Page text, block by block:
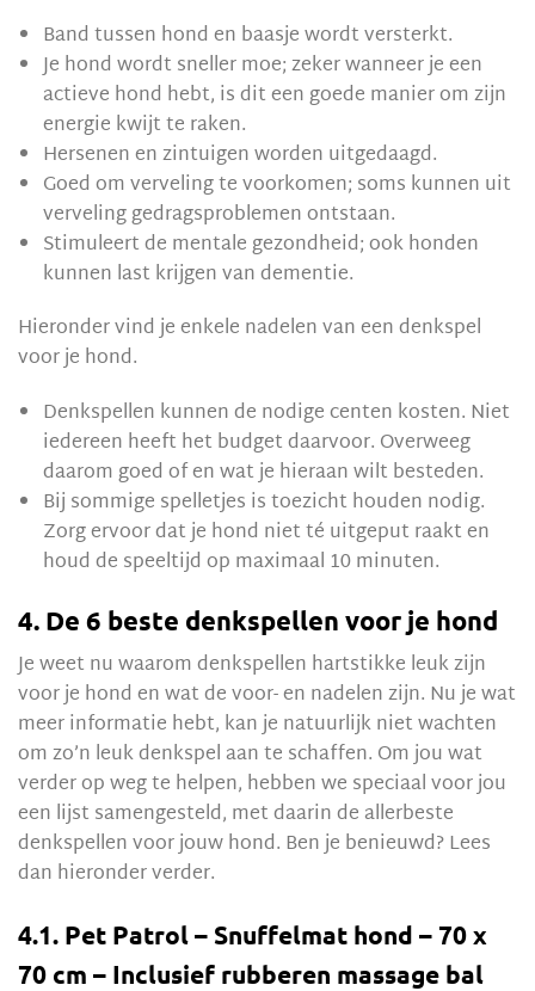
Band tussen hond en baasje wordt versterkt.
Je hond wordt sneller moe; zeker wanneer je een
actieve hond hebt, is dit een goede manier om zijn
energie kwijt te raken.
Hersenen en zintuigen worden uitgedaagd.
Goed om verveling te voorkomen; soms kunnen uit
verveling gedragsproblemen ontstaan.
Stimuleert de mentale gezondheid; ook honden
kunnen last krijgen van dementie.
Hieronder vind je enkele nadelen van een denkspel
voor je hond.
Denkspellen kunnen de nodige centen kosten. Niet
iedereen heeft het budget daarvoor. Overweeg
daarom goed of en wat je hieraan wilt besteden.
Bij sommige spelletjes is toezicht houden nodig.
Zorg ervoor dat je hond niet té uitgeput raakt en
houd de speeltijd op maximaal 10 minuten.
4. De 6 beste denkspellen voor je hond
Je weet nu waarom denkspellen hartstikke leuk zijn
voor je hond en wat de voor- en nadelen zijn. Nu je wat
meer informatie hebt, kan je natuurlijk niet wachten
om zo’n leuk denkspel aan te schaffen. Om jou wat
verder op weg te helpen, hebben we speciaal voor jou
een lijst samengesteld, met daarin de allerbeste
denkspellen voor jouw hond. Ben je benieuwd? Lees
dan hieronder verder.
4.1. Pet Patrol – Snuffelmat hond – 70 x
70 cm – Inclusief rubberen massage bal